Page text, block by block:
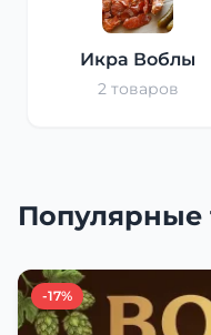
Икра Воблы
2 товаров
Популярные
-17%